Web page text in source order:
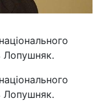
Лопушняк.
Лопушняк.